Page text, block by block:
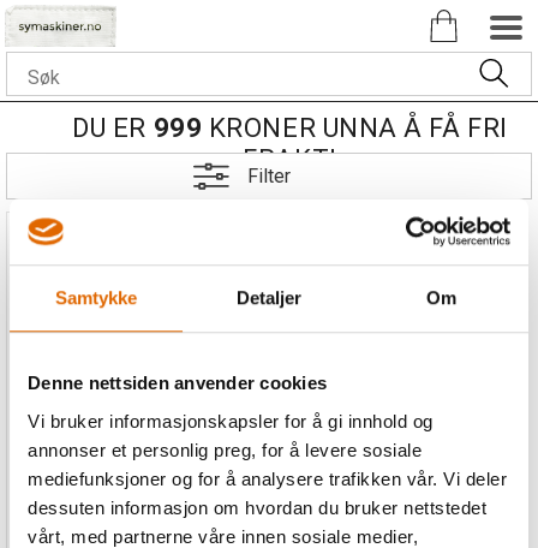
Samtykke Detaljer Om
Denne nettsiden anvender cookies
Vi bruker informasjonskapsler for å gi innhold og
annonser et personlig preg, for å levere sosiale
mediefunksjoner og for å analysere trafikken vår. Vi deler
dessuten informasjon om hvordan du bruker nettstedet
vårt, med partnerne våre innen sosiale medier,
DU ER 999 KRONER UNNA Å FÅ FRI
FRAKT!
Filter
Overkniv for Baby Lock
Acclime